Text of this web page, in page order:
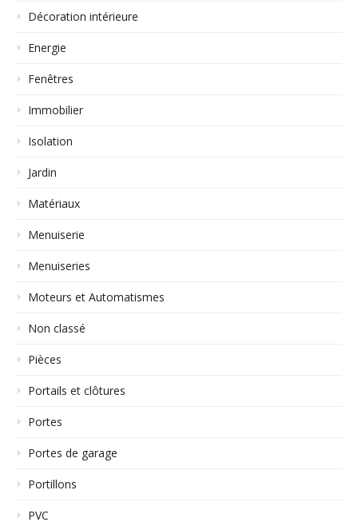
Décoration intérieure
Energie
Fenêtres
Immobilier
Isolation
Jardin
Matériaux
Menuiserie
Menuiseries
Moteurs et Automatismes
Non classé
Pièces
Portails et clôtures
Portes
Portes de garage
Portillons
PVC